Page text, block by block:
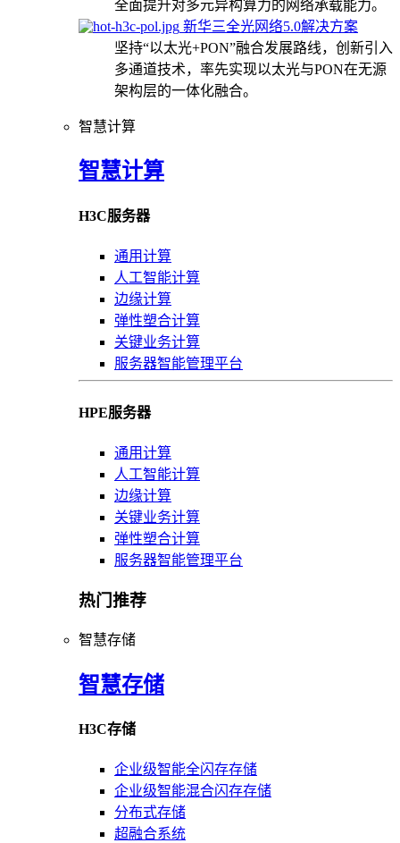
全面提升对多元异构算力的网络承载能力。
新华三全光网络5.0解决方案
坚持“以太光+PON”融合发展路线，创新引入
多通道技术，率先实现以太光与PON在无源
架构层的一体化融合。
智慧计算
智慧计算
H3C服务器
通用计算
人工智能计算
边缘计算
弹性塑合计算
关键业务计算
服务器智能管理平台
HPE服务器
通用计算
人工智能计算
边缘计算
关键业务计算
弹性塑合计算
服务器智能管理平台
热门推荐
智慧存储
智慧存储
H3C存储
企业级智能全闪存存储
企业级智能混合闪存存储
分布式存储
超融合系统